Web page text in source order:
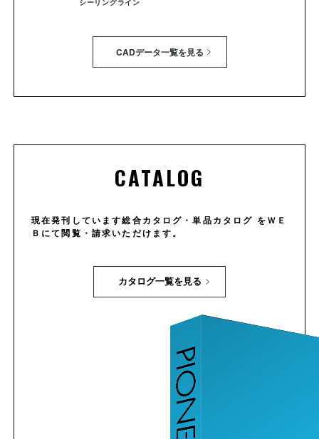
シーリングライン
CADデータ一覧を見る
CATALOG
現在発刊しています総合カタログ・単品カタログ をＷＥ
Ｂにて閲覧・請求いただけます。
カタログ一覧を見る